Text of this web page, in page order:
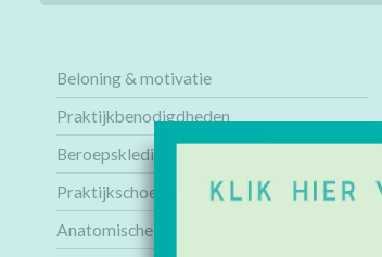
Beloning & motivatie
Praktijkbenodigdheden
Beroepskleding
Praktijkschoenen
Anatomische modellen